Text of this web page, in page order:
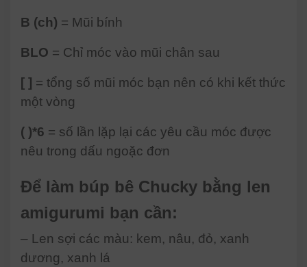
B (ch) = Mũi bính
BLO = Chỉ móc vào mũi chân sau
[ ] = tổng số mũi móc bạn nên có khi kết thức
một vòng
( )*6 = số lần lặp lại các yêu cầu móc được
nêu trong dấu ngoặc đơn
Để làm búp bê Chucky bằng len
amigurumi bạn cần:
– Len sợi các màu: kem, nâu, đỏ, xanh
dương, xanh lá